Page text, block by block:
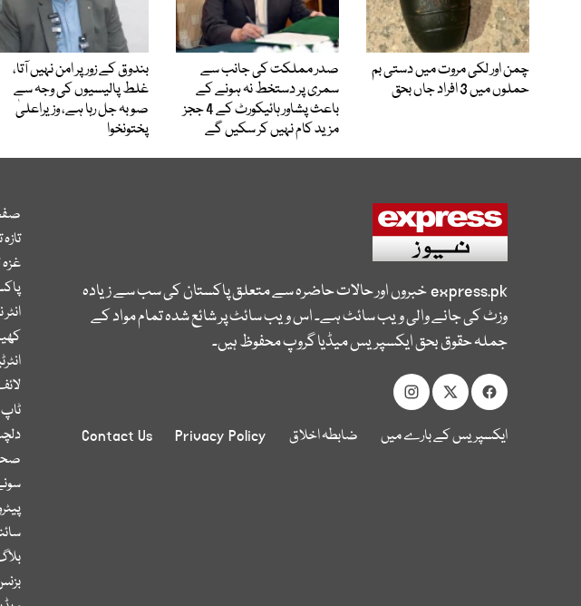
چمن اور لکی مروت میں دستی بم
حملوں میں 3 افراد جاں بحق
صدر مملکت کی جانب سے
سمری پر دستخط نہ ہونے کے
باعث پشاور ہائیکورٹ کے 4 ججز
مزید کام نہیں کر سکیں گے
بندوق کے زور پر امن نہیں آتا،
غلط پالیسیوں کی وجہ سے
صوبہ جل رہا ہے، وزیراعلیٰ
پختونخوا
express.pkخبروں اور حالات حاضرہ سے متعلق پاکستان کی سب سے زیادہ
وزٹ کی جانے والی ویب سائٹ ہے۔ اس ویب سائٹ پر شائع شدہ تمام مواد کے
جملہ حقوق بحق ایکسپریس میڈیا گروپ محفوظ ہیں۔
ایکسپریس کے بارے میں ضابطہ اخلاق Privacy Policy
Contact Us
غزہ